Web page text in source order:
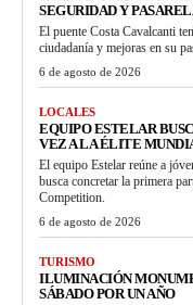
SEGURIDAD Y
El puente Costa Cavalcanti
ciudadanía y mejoras en su
6 de agosto de 2026
LOCALES
EQUIPO ESTELAR
VEZ A LA ÉLITE
El equipo Estelar reúne a
busca concretar la primera
Competition.
6 de agosto de 2026
TURISMO
ILUMINACIÓN
SÁBADO POR UN AÑO